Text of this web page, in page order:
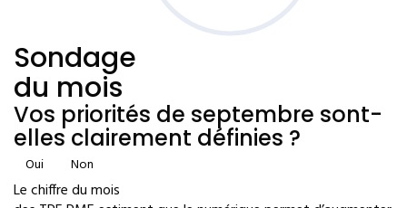
Sondage
du mois
Vos priorités de septembre sont-
elles clairement définies ?
Oui Non
Le chiffre du mois